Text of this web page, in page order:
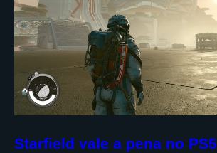
Starfield vale a pena no